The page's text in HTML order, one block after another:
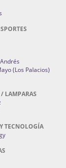
(Los Palacios)
LAMPARAS
TECNOLOGÍA